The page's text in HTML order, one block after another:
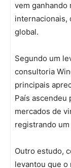
vem ganhando
internacionais,
global.
Segundo um
consultoria
principais
País ascendeu
mercados de
registrando
Outro estudo,
levantou que o